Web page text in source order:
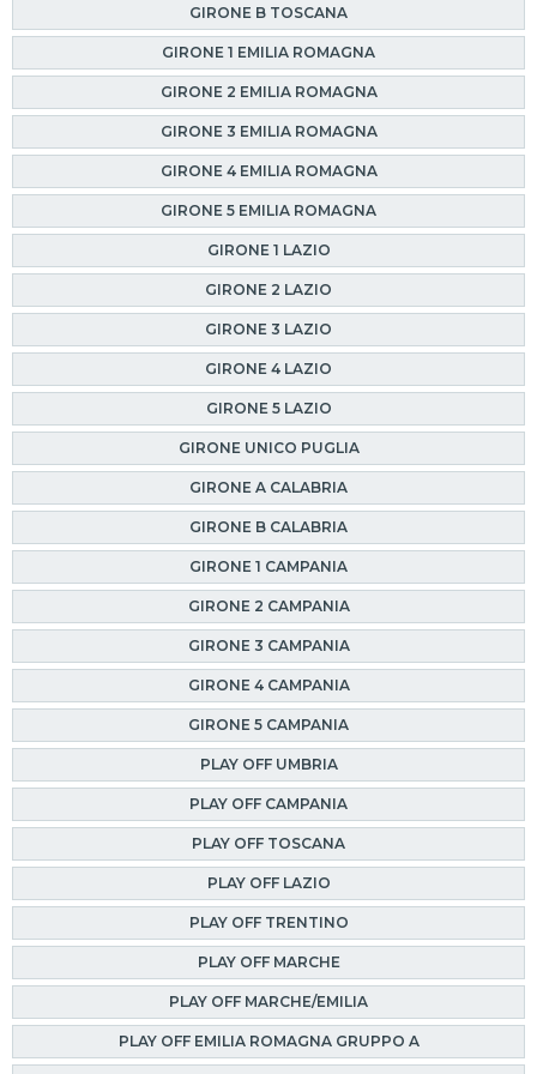
GIRONE B TOSCANA
GIRONE 1 EMILIA ROMAGNA
GIRONE 2 EMILIA ROMAGNA
GIRONE 3 EMILIA ROMAGNA
GIRONE 4 EMILIA ROMAGNA
GIRONE 5 EMILIA ROMAGNA
GIRONE 1 LAZIO
GIRONE 2 LAZIO
GIRONE 3 LAZIO
GIRONE 4 LAZIO
GIRONE 5 LAZIO
GIRONE UNICO PUGLIA
GIRONE A CALABRIA
GIRONE B CALABRIA
GIRONE 1 CAMPANIA
GIRONE 2 CAMPANIA
GIRONE 3 CAMPANIA
GIRONE 4 CAMPANIA
GIRONE 5 CAMPANIA
PLAY OFF UMBRIA
PLAY OFF CAMPANIA
PLAY OFF TOSCANA
PLAY OFF LAZIO
PLAY OFF TRENTINO
PLAY OFF MARCHE
PLAY OFF MARCHE/EMILIA
PLAY OFF EMILIA ROMAGNA GRUPPO A